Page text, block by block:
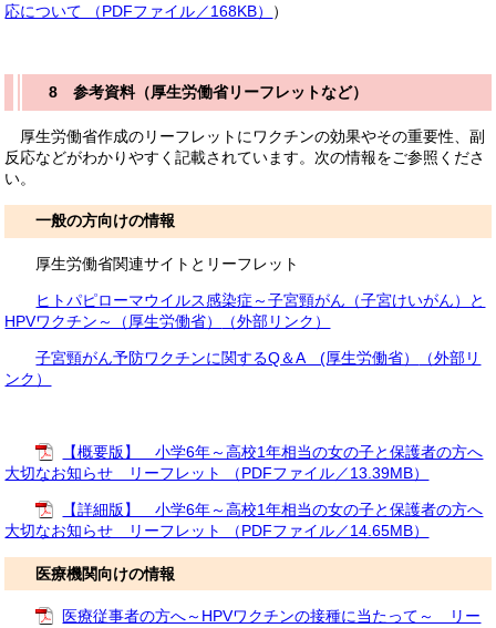
応について （PDFファイル／168KB） ）
8 参考資料（厚生労働省リーフレットなど）
厚生労働省作成のリーフレットにワクチンの効果やその重要性、副
反応などがわかりやすく記載されています。次の情報をご参照くださ
い。
一般の方向けの情報
厚生労働省関連サイトとリーフレット
ヒトパピローマウイルス感染症～子宮頸がん（子宮けいがん）と
HPVワクチン～（厚生労働省）
（外部リンク）
子宮頸がん予防ワクチンに関するQ＆A (厚生労働省）
（外部リ
ンク）
【概要版】 小学6年～高校1年相当の女の子と保護者の方へ
大切なお知らせ リーフレット （PDFファイル／13.39MB）
【詳細版】 小学6年～高校1年相当の女の子と保護者の方へ
大切なお知らせ リーフレット （PDFファイル／14.65MB）
医療機関向けの情報
医療従事者の方へ～HPVワクチンの接種に当たって～ リー